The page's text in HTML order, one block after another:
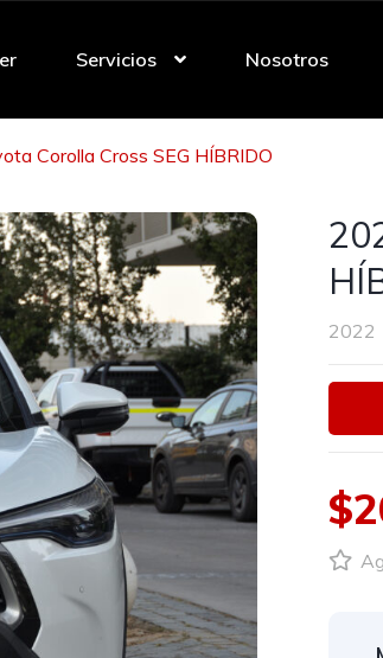
Servicios Nosotros
Corolla Cross SEG HÍBRIDO
2022